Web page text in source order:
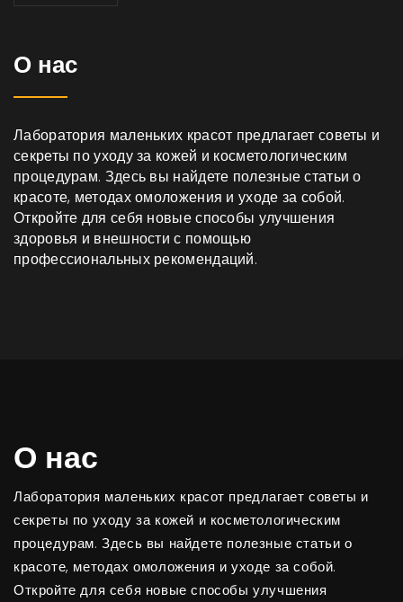
О нас
Лаборатория маленьких красот предлагает советы и
секреты по уходу за кожей и косметологическим
процедурам. Здесь вы найдете полезные статьи о
красоте, методах омоложения и уходе за собой.
Откройте для себя новые способы улучшения
здоровья и внешности с помощью
профессиональных рекомендаций.
О нас
Лаборатория маленьких красот предлагает советы и
секреты по уходу за кожей и косметологическим
процедурам. Здесь вы найдете полезные статьи о
красоте, методах омоложения и уходе за собой.
Откройте для себя новые способы улучшения